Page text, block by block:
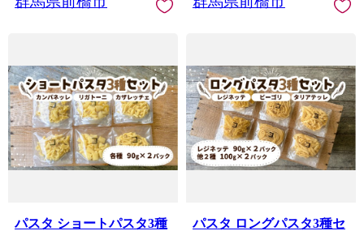
パスタ ショートパスタ3種
パスタ ロングパスタ3種セ